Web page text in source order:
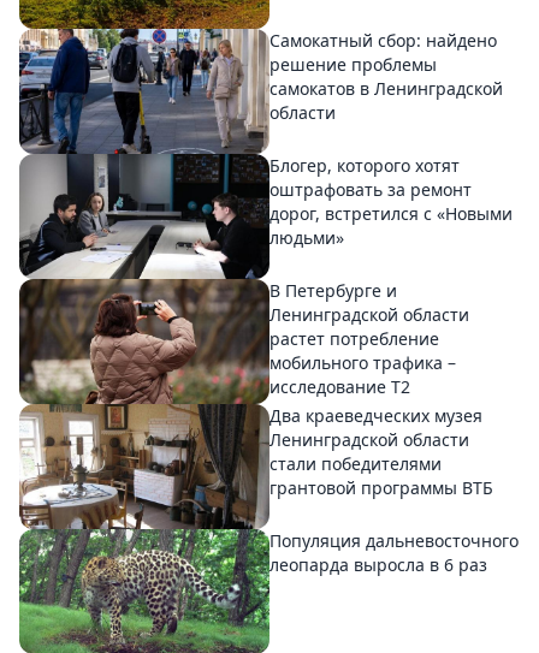
Самокатный сбор: найдено
решение проблемы
самокатов в Ленинградской
области
Блогер, которого хотят
оштрафовать за ремонт
дорог, встретился с «Новыми
людьми»
В Петербурге и
Ленинградской области
растет потребление
мобильного трафика –
исследование T2
Два краеведческих музея
Ленинградской области
стали победителями
грантовой программы ВТБ
Популяция дальневосточного
леопарда выросла в 6 раз